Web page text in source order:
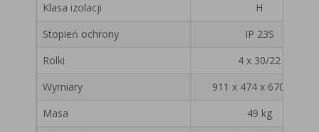
Klasa izolacji
H
Stopień ochrony
IP 23S
Rolki
4 x 30/22
Wymiary
911 x 474 x 670 mm
Masa
49 kg